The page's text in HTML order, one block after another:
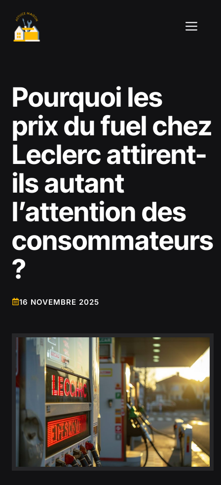
contenu
Pourquoi les
prix du fuel chez
Leclerc attirent-
ils autant
l’attention des
consommateurs
?
16 NOVEMBRE 2025